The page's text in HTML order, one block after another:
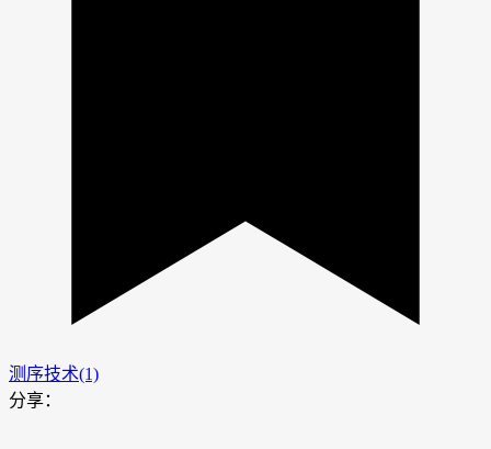
测序技术(1)
分享：